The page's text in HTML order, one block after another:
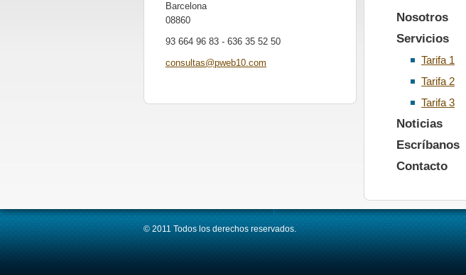
Nosotros
Servicios
Tarifa 1
Tarifa 2
Tarifa 3
Noticias
Escríbanos
Contacto
Barcelona
08860
93 664 96 83 - 636 35 52 50
consultas@pweb10.com
© 2011 Todos los derechos reservados.